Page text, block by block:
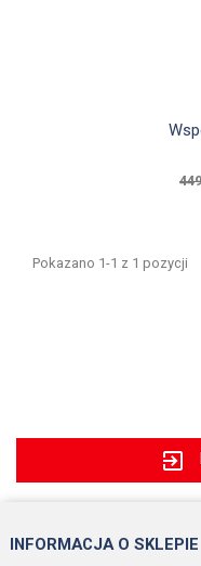

Pokazano 1-1 z 1 pozycji
exit_to_app
INFORMACJA O SKLEPIE